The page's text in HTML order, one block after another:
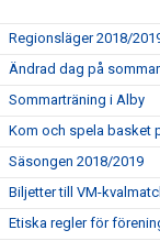
Regionsläger 2018/
Ändrad dag på
Sommarträning i Alby
Kom och spela basket
Säsongen 2018/2019
Biljetter till VM-
Etiska regler för